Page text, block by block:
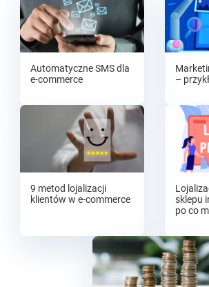
Automatyczne SMS dla
e-commerce
–
9 metod lojalizacji
klientów w e-commerce
sklepu
po co